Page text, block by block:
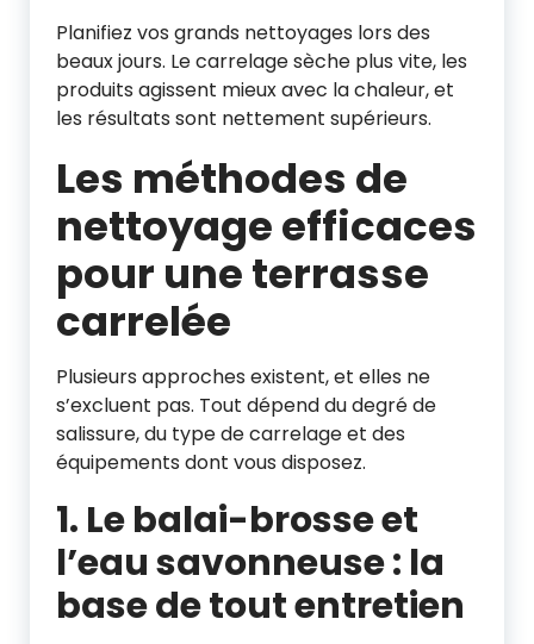
Planifiez vos grands nettoyages lors des
beaux jours. Le carrelage sèche plus vite, les
produits agissent mieux avec la chaleur, et
les résultats sont nettement supérieurs.
Les méthodes de
nettoyage efficaces
pour une terrasse
carrelée
Plusieurs approches existent, et elles ne
s’excluent pas. Tout dépend du degré de
salissure, du type de carrelage et des
équipements dont vous disposez.
1. Le balai-brosse et
l’eau savonneuse : la
base de tout entretien